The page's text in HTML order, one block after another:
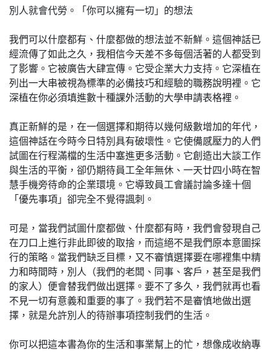
別人就會代勞。「你可以擁有一切」的想法
我們可以什麼都有、什麼都做的想法並不新鮮。這個神話已
經流傳了如此之久，我相信今天差不多每個活著的人都受到
了影響。它被廣告大肆宣傳。它受企業大力支持。它深植在
列出一大串被視為標準的必備技巧和經驗的職務說明裡。它
深植在你必須填進數十種課外活動的大學申請表格裡。
真正新鮮的是，在一個選擇和期待以幾何級數增加的年代，
這個神話在今時今日特別具有破壞性。它使備感壓力的人們
試圖在行程滿檔的生活中塞進更多活動。它創造出大談工作
與生活的平衡，卻仍期待員工全年無休、一天廿四小時在智
慧手機旁待命的企業環境。它導致員工會議討論多達十個
「優先事項」卻完全不覺得諷刺。
可是，當我們試圖什麼都做、什麼都有時，我們會發現自己
在刀口上進行非此即彼的取捨，而這絕不是我們原本意圖採
行的策略。當我們缺乏目標，又不審慎選擇要在哪裡集中精
力和時間時，別人（我們的老闆、同事、客戶，甚至是我們
的家人）便會替我們做出選擇。要不了多久，我們就再也看
不見一切有意義和重要的事了。我們若不是審慎地做出選
擇，就是允許別人的待辦事項控制我們的生活。
你可以把這本書為你的生活和事業幫上的忙，想像成收納專